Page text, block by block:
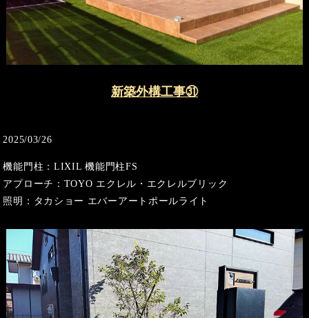
新築外構工事㉛
2025/03/26
機能門柱：LIXIL 機能門柱FS
アプローチ：TOYO エクレル・エクレルブリック
照明：タカショー エバーアートポールライト